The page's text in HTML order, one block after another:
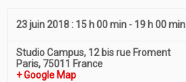
23 juin 2018 : 15 h 00 min - 19 h 00 min
Studio Campus, 12 bis rue Froment
Paris, 75011 France
+ Google Map